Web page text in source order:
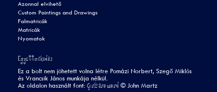
Azonnal elvihető
Custom Paintings and Drawings
Falmatricák
Matricák
Nyomatok
Együttműködés
Ez a bolt nem jöhetett volna létre Pomázi Norbert, Szegő Miklós
és Vrancsik János munkája nélkül.
Az oldalon használt font:Girls are weird ©John Martz